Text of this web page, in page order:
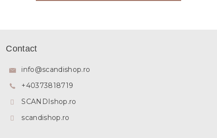
Contact
info@scandishop.ro
+40373818719
SCANDIshop.ro
scandishop.ro